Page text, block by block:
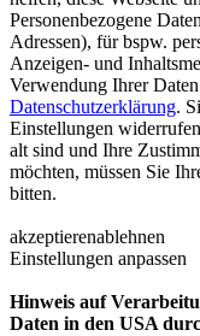
Personenbezogene
Adressen), für bspw.
Anzeigen- und
Verwendung Ihrer
Datenschutzerklärung.
Einstellungen
alt sind und Ihre
möchten, müssen Sie
bitten.
akzeptierenablehnen
Einstellungen anpassen
Hinweis auf
Daten in den USA